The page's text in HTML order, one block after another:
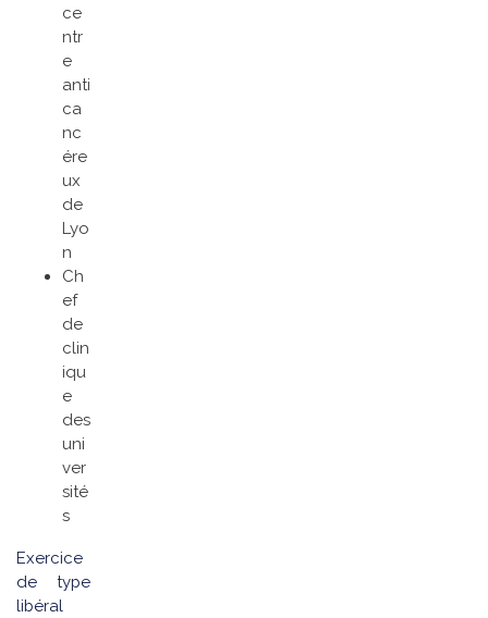
ce
ntr
e
anti
ca
nc
ére
ux
de
Lyo
n
Ch
ef
de
clin
iqu
e
des
uni
ver
sité
s
Exercice
de type
libéral